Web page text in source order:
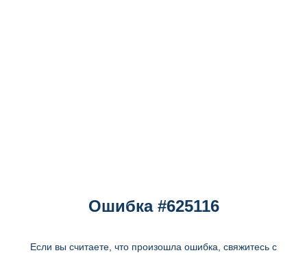
Ошибка #625116
Если вы считаете, что произошла ошибка, свяжитесь с